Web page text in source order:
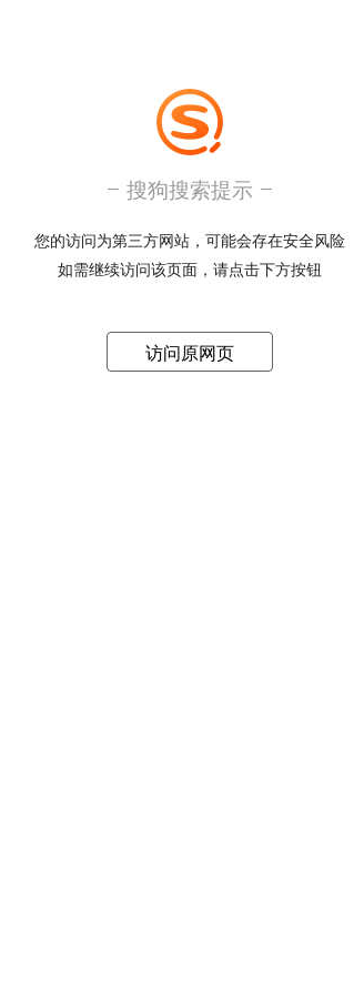
搜狗搜索提示
您的访问为第三方网站，可能会存在安全风险
如需继续访问该页面，请点击下方按钮
访问原网页